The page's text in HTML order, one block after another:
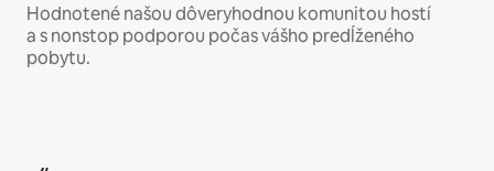
Hodnotené našou dôveryhodnou komunitou hostí
a s nonstop podporou počas vášho predĺženého
pobytu.